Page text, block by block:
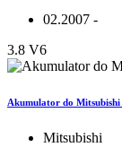
02.2007 -
3.8 V6
Akumulator do
Mitsubishi